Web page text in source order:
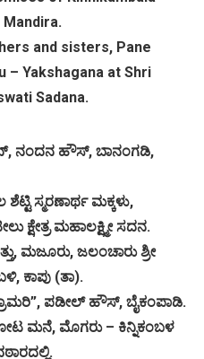
Mandira.
and sisters, Pane
– Yakshagana at Shri
Sadana.
, ನಂದನ ಹೌಸ್, ಬಾನಂಗಡಿ,
ಶೆಟ್ಟಿ ಸ್ಮರಣಾರ್ಥ ಮಕ್ಕಳು,
ಕ್ಷೇತ್ರ ಮಹಾಲಕ್ಷ್ಮೀ ಸದನ.
, ಮಜೂರು, ಜಲಂಚಾರು ಶ್ರೀ
, ಕಾಪು (ತಾ).
”, ಪಡೀಲ್ ಹೌಸ್, ಬೈಕಂಪಾಡಿ.
ಮನೆ, ಮೊಗರು– ಕಿನ್ನಿಕಂಬಳ
.